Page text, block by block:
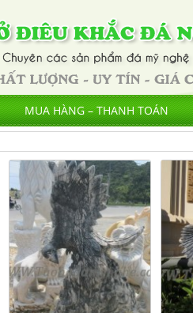
MUA HÀNG – THANH TOÁN